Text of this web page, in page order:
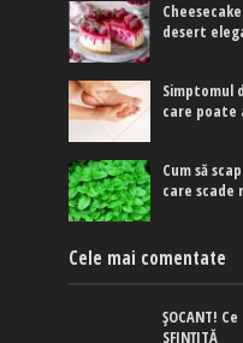
desert
Simptomul
care poate
Cum să
care scade
Cele mai comentate
ȘOCANT!
SFINȚITĂ